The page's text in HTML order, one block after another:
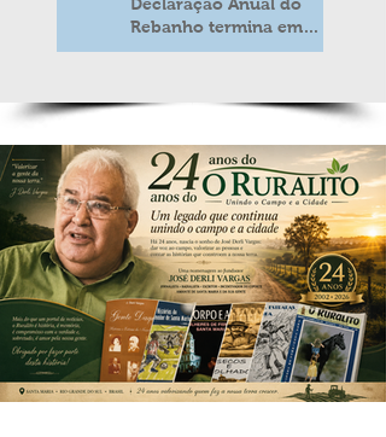
Rebanho termina em
duas semanas